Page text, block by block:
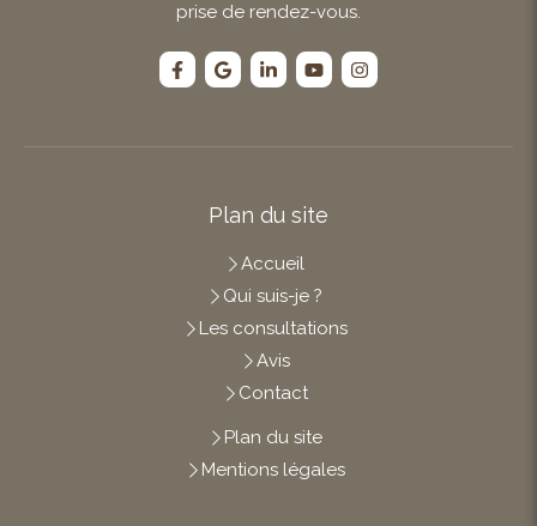
prise de rendez-vous.
Plan du site
Accueil
Qui suis-je ?
Les consultations
Avis
Contact
Plan du site
Mentions légales